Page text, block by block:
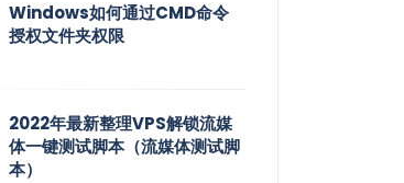
Windows如何通过CMD命令
授权文件夹权限
2022年最新整理VPS解锁流媒
体一键测试脚本（流媒体测试脚
本）